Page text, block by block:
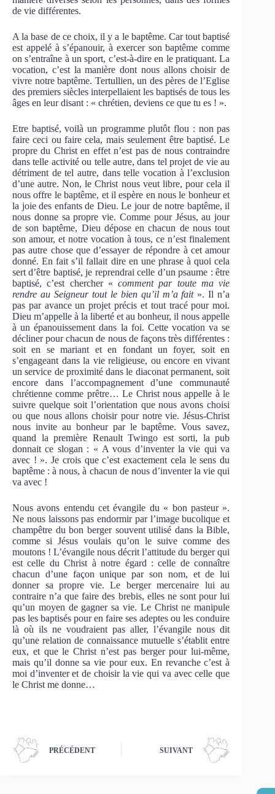
de vie différentes.
A la base de ce choix, il y a le baptême. Car tout baptisé
est appelé à s’épanouir, à exercer son baptême comme
on s’entraîne à un sport, c’est-à-dire en le pratiquant. La
vocation, c’est la manière dont nous allons choisir de
vivre notre baptême. Tertullien, un des pères de l’Eglise
des premiers siècles interpellaient les baptisés de tous les
âges en leur disant : « chrétien, deviens ce que tu es ! ».
Etre baptisé, voilà un programme plutôt flou : non pas
faire ceci ou faire cela, mais seulement être baptisé. Le
propre du Christ en effet n’est pas de nous contraindre
dans telle activité ou telle autre, dans tel projet de vie au
détriment de tel autre, dans telle vocation à l’exclusion
d’une autre. Non, le Christ nous veut libre, pour cela il
nous offre le baptême, et il espère en nous le bonheur et
la joie des enfants de Dieu. Le jour de notre baptême, il
nous donne sa propre vie. Comme pour Jésus, au jour
de son baptême, Dieu dépose en chacun de nous tout
son amour, et notre vocation à tous, ce n’est finalement
pas autre chose que d’essayer de répondre à cet amour
donné. En fait s’il fallait dire en une phrase à quoi cela
sert d’être baptisé, je reprendrai celle d’un psaume : être
baptisé, c’est chercher «comment par toute ma vie
rendre au Seigneur tout le bien qu’il m’a fait». Il n’a
pas par avance un projet précis et tout tracé pour moi.
Dieu m’appelle à la liberté et au bonheur, il nous appelle
à un épanouissement dans la foi. Cette vocation va se
décliner pour chacun de nous de façons très différentes :
soit en se mariant et en fondant un foyer, soit en
s’engageant dans la vie religieuse, ou encore en vivant
un service de proximité dans le diaconat permanent, soit
encore dans l’accompagnement d’une communauté
chrétienne comme prêtre… Le Christ nous appelle à le
suivre quelque soit l’orientation que nous avons choisi
ou que nous allons choisir pour notre vie. Jésus-Christ
nous invite au bonheur par le baptême. Vous savez,
quand la première Renault Twingo est sorti, la pub
donnait ce slogan : « A vous d’inventer la vie qui va
avec ! ». Je crois que c’est exactement cela le sens du
baptême : à nous, à chacun de nous d’inventer la vie qui
va avec !
Nous avons entendu cet évangile du « bon pasteur ».
Ne nous laissons pas endormir par l’image bucolique et
champêtre du bon berger souvent utilisé dans la Bible,
comme si Jésus voulais qu’on le suive comme des
moutons ! L’évangile nous décrit l’attitude du berger qui
est celle du Christ à notre égard : celle de connaître
chacun d’une façon unique par son nom, et de lui
donner sa propre vie. Le berger mercenaire lui au
contraire n’a que faire des brebis, elles ne sont pour lui
qu’un moyen de gagner sa vie. Le Christ ne manipule
pas les baptisés pour en faire ses adeptes ou les conduire
là où ils ne voudraient pas aller, l’évangile nous dit
qu’une relation de connaissance mutuelle s’établit entre
eux, et que le Christ n’est pas berger pour lui-même,
mais qu’il donne sa vie pour eux. En revanche c’est à
moi d’inventer et de choisir la vie qui va avec celle que
le Christ me donne…
PRÉCÉDENT SUIVANT